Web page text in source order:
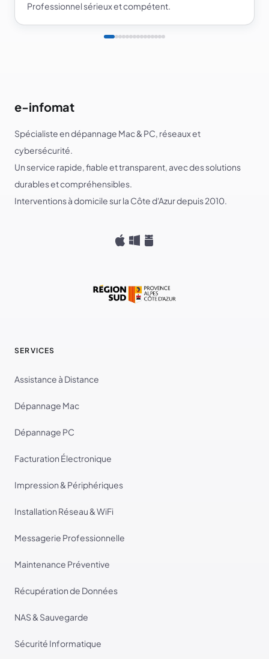
Professionnel sérieux et compétent.
e-infomat
Spécialiste en dépannage Mac & PC, réseaux et
cybersécurité.
Un service rapide, fiable et transparent, avec des solutions
durables et compréhensibles.
Interventions à domicile sur la Côte d'Azur depuis 2010.
SERVICES
Assistance à Distance
Dépannage Mac
Dépannage PC
Facturation Électronique
Impression & Périphériques
Installation Réseau & WiFi
Messagerie Professionnelle
Maintenance Préventive
Récupération de Données
NAS & Sauvegarde
Sécurité Informatique